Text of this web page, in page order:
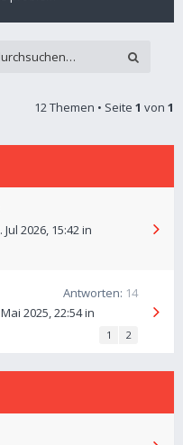
12 Themen • Seite 1 von 1
Jul 2026, 15:42in
Antworten: 14
2025, 22:54in
1 2